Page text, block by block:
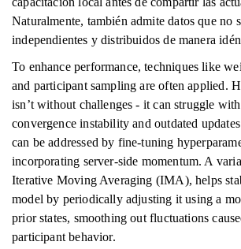
Naturalmente, también admite datos que no
independientes y distribuidos de manera
To enhance performance, techniques like
and participant sampling are often applied.
isn’t without challenges - it can struggle
convergence instability and outdated
can be addressed by fine-tuning
incorporating server-side momentum. A
Iterative Moving Averaging (IMA), helps
model by periodically adjusting it using a
prior states, smoothing out fluctuations
participant behavior.